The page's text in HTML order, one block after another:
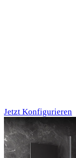
Jetzt Konfigurieren